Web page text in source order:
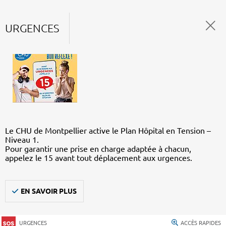
URGENCES
Le CHU de Montpellier active le Plan Hôpital en Tension –
Niveau 1.
Pour garantir une prise en charge adaptée à chacun,
appelez le 15 avant tout déplacement aux urgences.
EN SAVOIR PLUS
URGENCES ACCÈS RAPIDES